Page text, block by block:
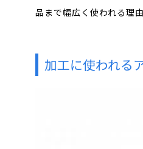
品まで幅広く使われる理
加工に使われる